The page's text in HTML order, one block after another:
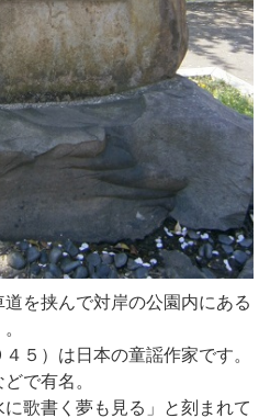
を挟んで対岸の公園内にある
５）は日本の童謡作家です。
で有名。
に歌書く夢も見る」と刻まれて